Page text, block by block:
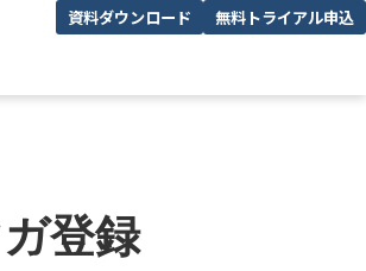
資料ダウンロード 無料トライアル申込
登録